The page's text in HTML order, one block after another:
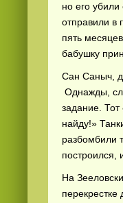
но его
отправили в
пять
бабушку
Сан Саныч,
Однажды,
задание.
найду!»
разбомбили
построился,
На